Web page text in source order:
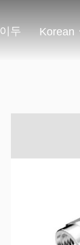
두 Korean